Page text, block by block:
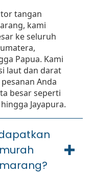
tangan
kami
ke seluruh
Papua. Kami
laut dan darat
Anda
besar seperti
Jayapura.